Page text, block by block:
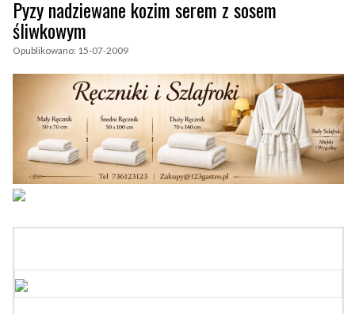
Pyzy nadziewane kozim serem z sosem
śliwkowym
Opublikowano: 15-07-2009